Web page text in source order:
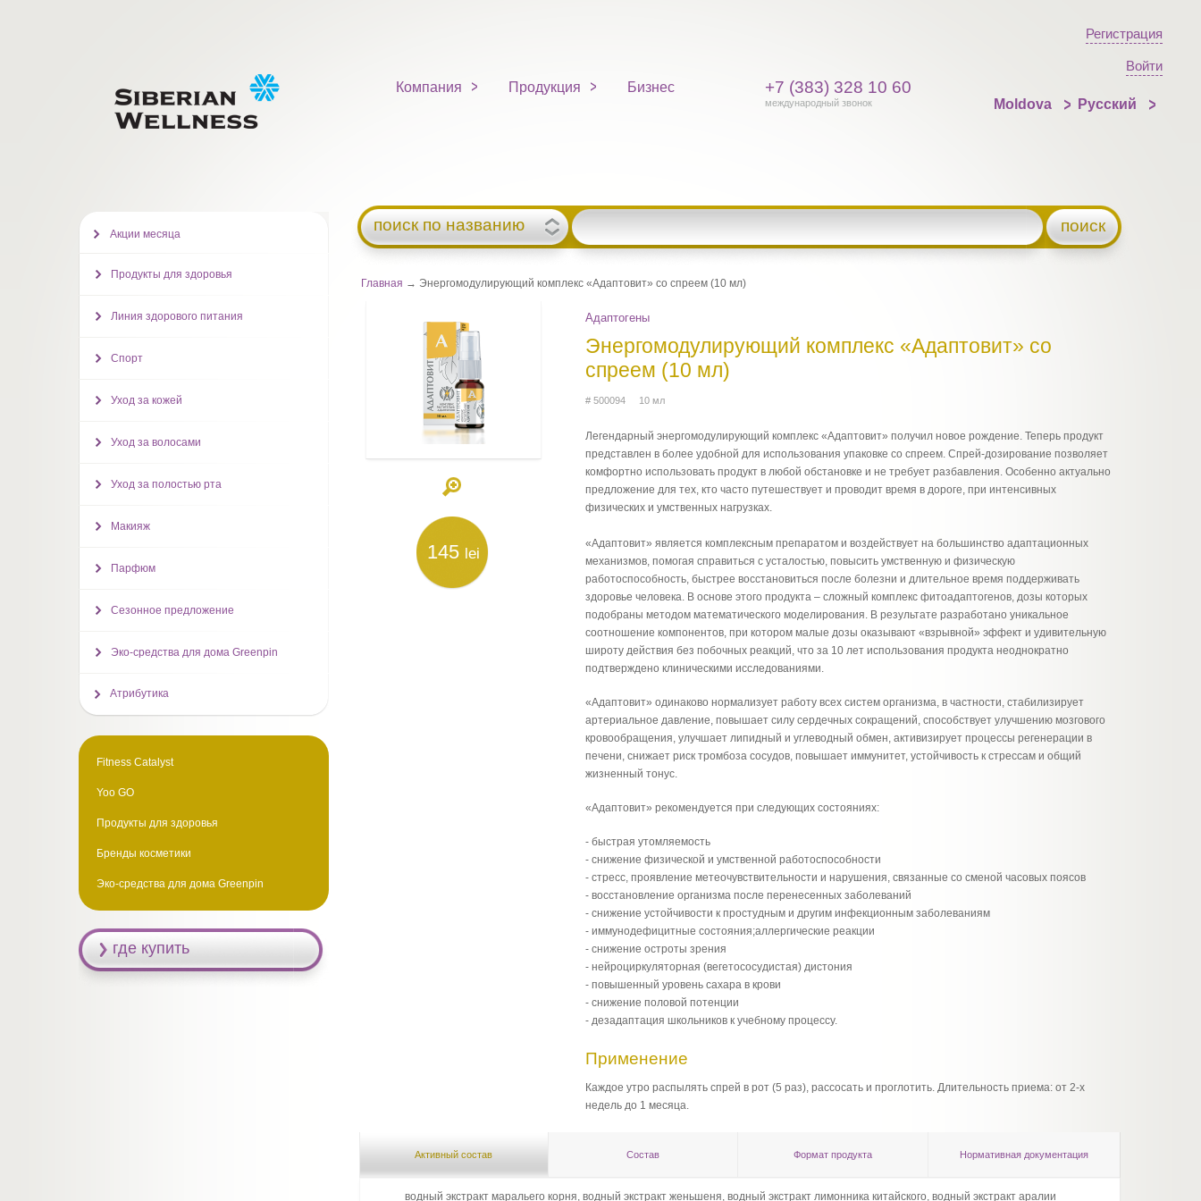
Компания Продукция Бизнес +7 (383) 328 10 60
международный звонок
Регистрация
Войти
Moldova Русский
поиск по названию поиск
Главная → Энергомодулирующий комплекс «Адаптовит» со спреем (10 мл)
145 lei
Адаптогены
Энергомодулирующий комплекс «Адаптовит» со
спреем (10 мл)
# 500094 10 мл
Легендарный энергомодулирующий комплекс «Адаптовит» получил новое рождение. Теперь продукт
представлен в более удобной для использования упаковке со спреем. Спрей-дозирование позволяет
комфортно использовать продукт в любой обстановке и не требует разбавления. Особенно актуально
предложение для тех, кто часто путешествует и проводит время в дороге, при интенсивных
физических и умственных нагрузках.
«Адаптовит» является комплексным препаратом и воздействует на большинство адаптационных
механизмов, помогая справиться с усталостью, повысить умственную и физическую
работоспособность, быстрее восстановиться после болезни и длительное время поддерживать
здоровье человека. В основе этого продукта – сложный комплекс фитоадаптогенов, дозы которых
подобраны методом математического моделирования. В результате разработано уникальное
соотношение компонентов, при котором малые дозы оказывают «взрывной» эффект и удивительную
широту действия без побочных реакций, что за 10 лет использования продукта неоднократно
подтверждено клиническими исследованиями.
«Адаптовит» одинаково нормализует работу всех систем организма, в частности, стабилизирует
артериальное давление, повышает силу сердечных сокращений, способствует улучшению мозгового
кровообращения, улучшает липидный и углеводный обмен, активизирует процессы регенерации в
печени, снижает риск тромбоза сосудов, повышает иммунитет, устойчивость к стрессам и общий
жизненный тонус.
«Адаптовит» рекомендуется при следующих состояниях:
- быстрая утомляемость
- снижение физической и умственной работоспособности
- стресс, проявление метеочувствительности и нарушения, связанные со сменой часовых поясов
- восстановление организма после перенесенных заболеваний
- снижение устойчивости к простудным и другим инфекционным заболеваниям
- иммунодефицитные состояния;аллергические реакции
- снижение остроты зрения
- нейроциркуляторная (вегетососудистая) дистония
- повышенный уровень сахара в крови
- снижение половой потенции
- дезадаптация школьников к учебному процессу.
Применение
Каждое утро распылять спрей в рот (5 раз), рассосать и проглотить. Длительность приема: от 2-х
недель до 1 месяца.
Активный состав Состав Формат продукта Нормативная документация
водный экстракт маральего корня, водный экстракт женьшеня, водный экстракт лимонника китайского, водный экстракт аралии
Акции месяца
Продукты для здоровья
Линия здорового питания
Спорт
Уход за кожей
Уход за волосами
Уход за полостью рта
Макияж
Парфюм
Сезонное предложение
Эко-средства для дома Greenpin
Атрибутика
Fitness Catalyst
Yoo GO
Продукты для здоровья
Бренды косметики
Эко-средства для дома Greenpin
где купить